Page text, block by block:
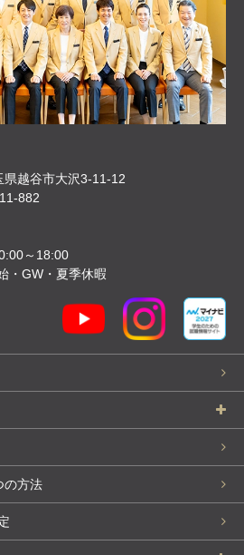
越谷市大沢3-11-12
882
～18:00
・GW・夏季休暇
の方法